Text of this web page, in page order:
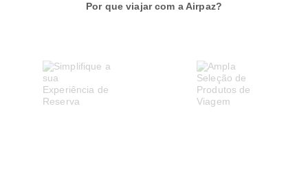
Por que viajar com a Airpaz?